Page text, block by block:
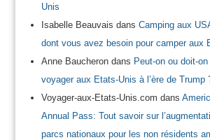
Unis
Isabelle Beauvais dans Camping aux
dont vous avez besoin pour camper aux
Anne Baucherondans Peut-on ou doit-
voyager aux Etats-Unis à l’ère de Trump
Voyager-aux-Etats-Unis.com dans
Annual Pass: Tout savoir sur
parcs nationaux pour les non résidents